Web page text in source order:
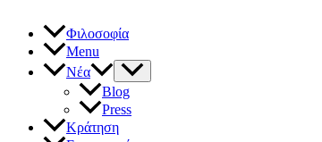
Φιλοσοφία
Menu
Νέα
Blog
Press
Κράτηση